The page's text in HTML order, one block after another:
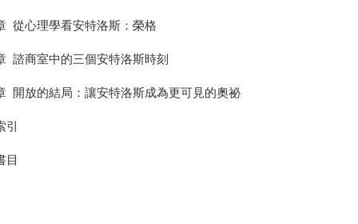
從心理學看安特洛斯：榮格
諮商室中的三個安特洛斯時刻
開放的結局：讓安特洛斯成為更可見的奧祕
引
目